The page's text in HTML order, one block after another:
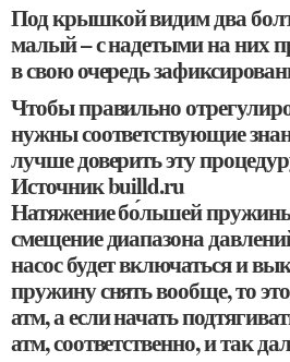
Под крышкой видим два
малый – с надетыми на них
в свою очередь
Чтобы правильно
нужны соответствующие
лучше доверить эту
Источник builld.ru
Натяжение бо́льшей пружины
смещение диапазона
насос будет включаться и
пружину снять вообще, то
атм, а если начать
атм, соответственно, и так